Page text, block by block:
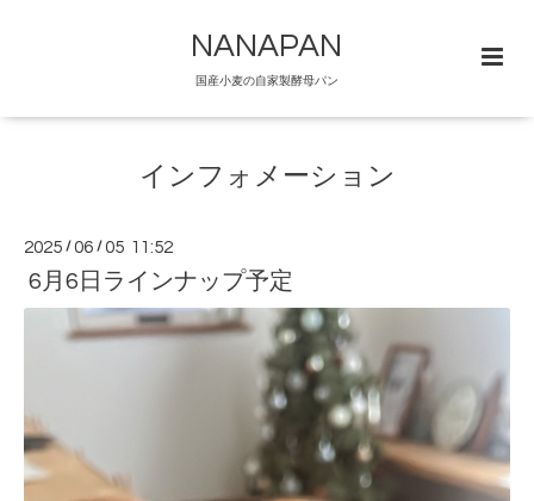
NANAPAN
国産小麦の自家製酵母パン
インフォメーション
2025 /06 /05 11:52
6月6日ラインナップ予定